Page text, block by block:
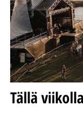
Tällä